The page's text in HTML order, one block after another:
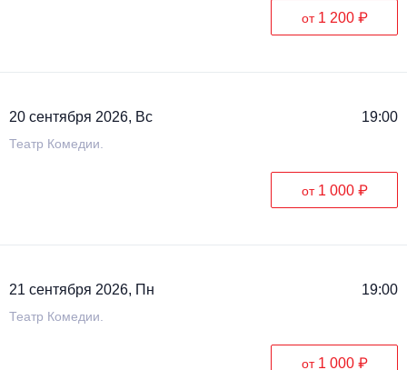
от 1 200 ₽
20 сентября 2026, Вс 19:00
Театр Комедии.
от 1 000 ₽
21 сентября 2026, Пн 19:00
Театр Комедии.
от 1 000 ₽